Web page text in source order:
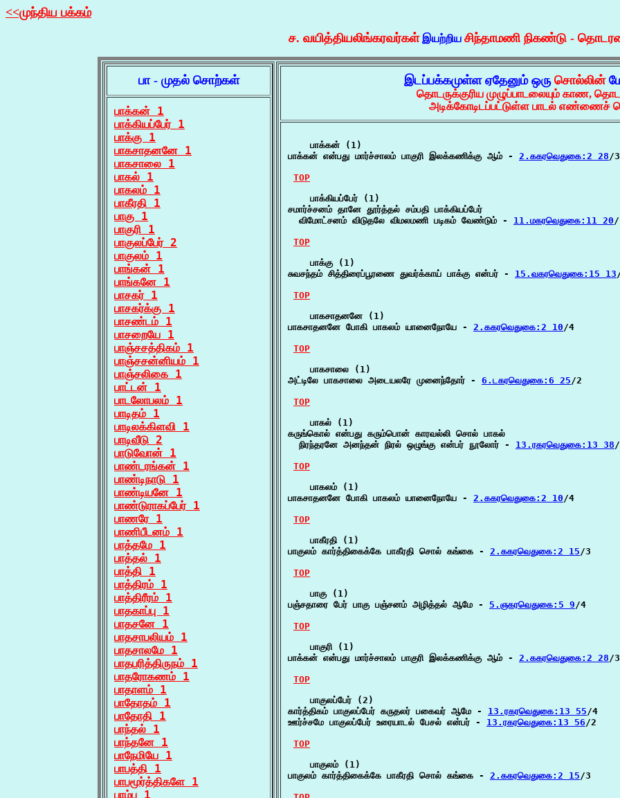
<<முந்திய பக்கம்
ச. வயித்தியலிங்கரவர்கள் இயற்றிய சிந்தாமணி நிகண்டு -
பா - முதல் சொற்கள்
பாக்கன் 1
பாக்கியப்பேர் 1
பாக்கு 1
பாகசாதனனே 1
பாகசாலை 1
பாகல் 1
பாகலம் 1
பாகீரதி 1
பாகு 1
பாகுரி 1
பாகுலப்பேர் 2
பாகுலம் 1
பாங்கன் 1
பாங்கனே 1
பாசகர் 1
பாசகர்க்கு 1
பாசண்டம் 1
பாசறையே 1
பாஞ்சசத்திகம் 1
பாஞ்சசன்னியம் 1
பாஞ்சலிகை 1
பாட்டன் 1
பாடலோபலம் 1
பாடிதம் 1
பாடிலக்கிளவி 1
பாடிவீடு 2
பாடுவோன் 1
பாண்டரங்கன் 1
பாண்டிநாடு 1
பாண்டியனே 1
பாண்டுராகப்பேர் 1
பாணரே 1
பாணிபீடனம் 1
பாத்தமே 1
பாத்தல் 1
பாத்தி 1
பாத்திரம் 1
பாத்திரீரம் 1
பாதகாப்பு 1
பாதசனே 1
பாதசாபலியம் 1
பாதசாலமே 1
பாதபரித்திருநம் 1
பாதரோகணம் 1
பாதாளம் 1
பாதோதம் 1
பாதோதி 1
பாந்தல் 1
பாந்தனே 1
பாநேமியே 1
பாபத்தி 1
பாபமூர்த்திகளே 1
பாம்பு 1
இடப்பக்கமுள்ள ஏதேனும் ஒரு சொல்லின்
தொடருக்குரிய முழுப்பாடலையும் காண,
அடிக்கோடிடப்பட்டுள்ள பாடல் எண்ணைச்
    பாக்கன் (1)
பாக்கன் என்பது மார்ச்சாலம் பாகுரி இலக்கணிக்கு ஆம் - 2.ககரவெதுகை:2 28/3
TOP
    பாக்கியப்பேர் (1)
சமார்ச்சனம் தானே தூர்த்தல் சம்பதி பாக்கியப்பேர்
  விமோட்சனம் விடுதலே விமலமணி படிகம் வேண்டும் -
11.மகரவெதுகை:11 20/
TOP
    பாக்கு (1)
சுவசந்தம் சித்திரைப்பூரணை துவர்க்காய் பாக்கு என்பர் - 15.வகரவெதுகை:15 13
TOP
    பாகசாதனனே (1)
பாகசாதனனே போகி பாகலம் யானைநோயே - 2.ககரவெதுகை:2 10/4
TOP
    பாகசாலை (1)
அட்டிலே பாகசாலை அடையலரே முனைந்தோர் - 6.டகரவெதுகை:6 25/2
TOP
    பாகல் (1)
கருங்கொல் என்பது கரும்பொன் காரவல்லி சொல் பாகல்
  நிரந்தரனே அனந்தன் நிரல் ஒழுங்கு என்பர் நூலோர் -
13.ரகரவெதுகை:13 38
TOP
    பாகலம் (1)
பாகசாதனனே போகி பாகலம் யானைநோயே - 2.ககரவெதுகை:2 10/4
TOP
    பாகீரதி (1)
பாகுலம் கார்த்திகைக்கே பாகீரதி சொல் கங்கை - 2.ககரவெதுகை:2 15/3
TOP
    பாகு (1)
பஞ்சதாரை பேர் பாகு பஞ்சனம் அழித்தல் ஆமே - 5.ஞகரவெதுகை:5 9/4
TOP
    பாகுரி (1)
பாக்கன் என்பது மார்ச்சாலம் பாகுரி இலக்கணிக்கு ஆம் - 2.ககரவெதுகை:2 28/3
TOP
    பாகுலப்பேர் (2)
கார்த்திகம் பாகுலப்பேர் கருதலர் பகைவர் ஆமே - 13.ரகரவெதுகை:13 55/4
ஊர்ச்சமே பாகுலப்பேர் உரையாடல் பேசல் என்பர் - 13.ரகரவெதுகை:13 56/2
TOP
    பாகுலம் (1)
பாகுலம் கார்த்திகைக்கே பாகீரதி சொல் கங்கை - 2.ககரவெதுகை:2 15/3